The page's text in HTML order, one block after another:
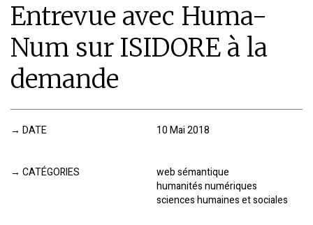
Entrevue avec Huma-
Num sur ISIDORE à la
demande
DATE 10 Mai 2018
CATÉGORIES
web sémantique
humanités numériques
sciences humaines et sociales